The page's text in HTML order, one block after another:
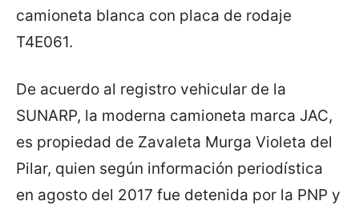
camioneta blanca con placa de rodaje
T4E061.
De acuerdo al registro vehicular de la
SUNARP, la moderna camioneta marca JAC,
es propiedad de Zavaleta Murga Violeta del
Pilar, quien según información periodística
en agosto del 2017 fue detenida por la PNP y